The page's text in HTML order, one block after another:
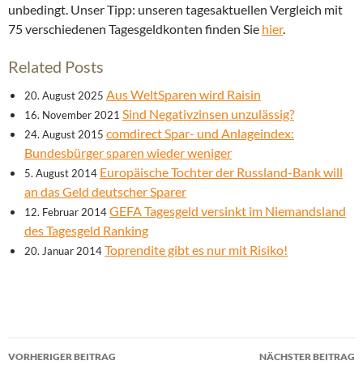
unbedingt. Unser Tipp: unseren tagesaktuellen Vergleich mit
75 verschiedenen Tagesgeldkonten finden Sie hier.
Related Posts
20. August 2025 Aus WeltSparen wird Raisin
16. November 2021 Sind Negativzinsen unzulässig?
24. August 2015 comdirect Spar- und Anlageindex:
Bundesbürger sparen wieder weniger
5. August 2014 Europäische Tochter der Russland-Bank will
an das Geld deutscher Sparer
12. Februar 2014GEFA Tagesgeld versinkt im Niemandsland
des Tagesgeld Ranking
20. Januar 2014Toprendite gibt es nur mit Risiko!
Beitrags-
VORHERIGER BEITRAG NÄCHSTER BEITRAG